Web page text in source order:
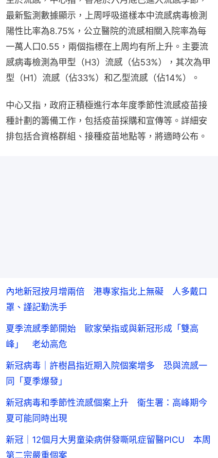
最新監測數據顯示，上周呼吸道樣本中流感病毒檢測
陽性比率為8.75%，公立醫院的流感相關入院率為每
一萬人口0.55，兩個指標在上周均有所上升。主要流
感病毒檢測為甲型（H3）流感（佔53%），其次為甲
型（H1）流感（佔33%）和乙型流感（佔14%）。
中心又指，政府正積極進行本年度季節性流感疫苗接
種計劃的籌備工作，包括疫苗採購和宣傳等。詳細安
排包括合資格群組、接種疫苗地點等，將適時公布。
內地新冠按月增兩倍 港專家指北上無礙 人多戴口
罩、謹記勤洗手
夏季流感季節開始 歐家榮指或與新冠形成「雙高
峰」 老幼高危
新冠病毒｜許樹昌指近期入院個案增多 恐與流感一
同「夏季爆發」
新冠病毒和季節性流感個案上升 衞生署：高峰期今
夏可能同時出現
新冠｜12個月大男童染病併發嘶吼症留醫PICU 本周
第二宗嚴重個案